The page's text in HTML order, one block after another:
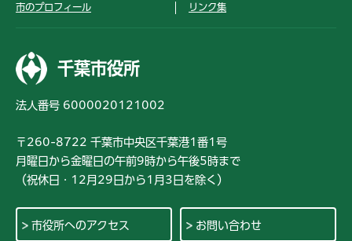
市のプロフィール リンク集
千葉市役所
法人番号 6000020121002
〒260-8722 千葉市中央区千葉港1番1号
月曜日から金曜日の午前9時から午後5時まで
（祝休日・12月29日から1月3日を除く）
市役所へのアクセス お問い合わせ